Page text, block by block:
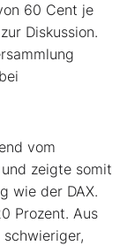
60 Cent je
Diskussion.
vom
zeigte somit
wie der DAX.
Prozent. Aus